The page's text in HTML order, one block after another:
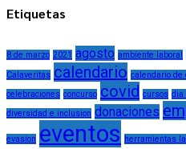
Etiquetas
8 de marzo 2021 agosto ambiente laboral
Calaveritas calendario calendario de
celebraciones concurso covid cursos dia
diversidad e inclusion donaciones
evasion eventos herramientas